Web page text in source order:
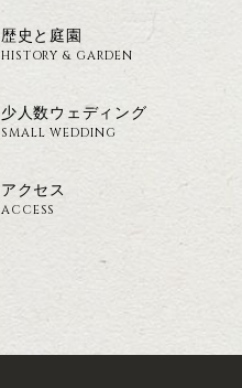
歴史と庭園
HISTORY & GARDEN
少人数ウェディング
SMALL WEDDING
アクセス
ACCESS